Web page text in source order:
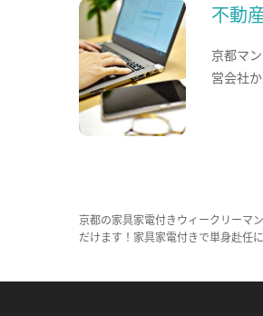
不動
京都マ
営会社
京都の家具家電付きウィークリーマ
だけます！家具家電付きで単身赴任に